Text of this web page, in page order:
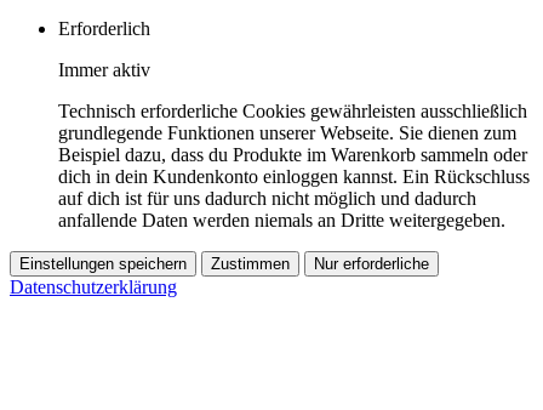
Erforderlich
Immer aktiv
Technisch erforderliche Cookies gewährleisten ausschließlich
grundlegende Funktionen unserer Webseite. Sie dienen zum
Beispiel dazu, dass du Produkte im Warenkorb sammeln oder
dich in dein Kundenkonto einloggen kannst. Ein Rückschluss
auf dich ist für uns dadurch nicht möglich und dadurch
anfallende Daten werden niemals an Dritte weitergegeben.
Einstellungen speichern Zustimmen Nur erforderliche
Datenschutzerklärung